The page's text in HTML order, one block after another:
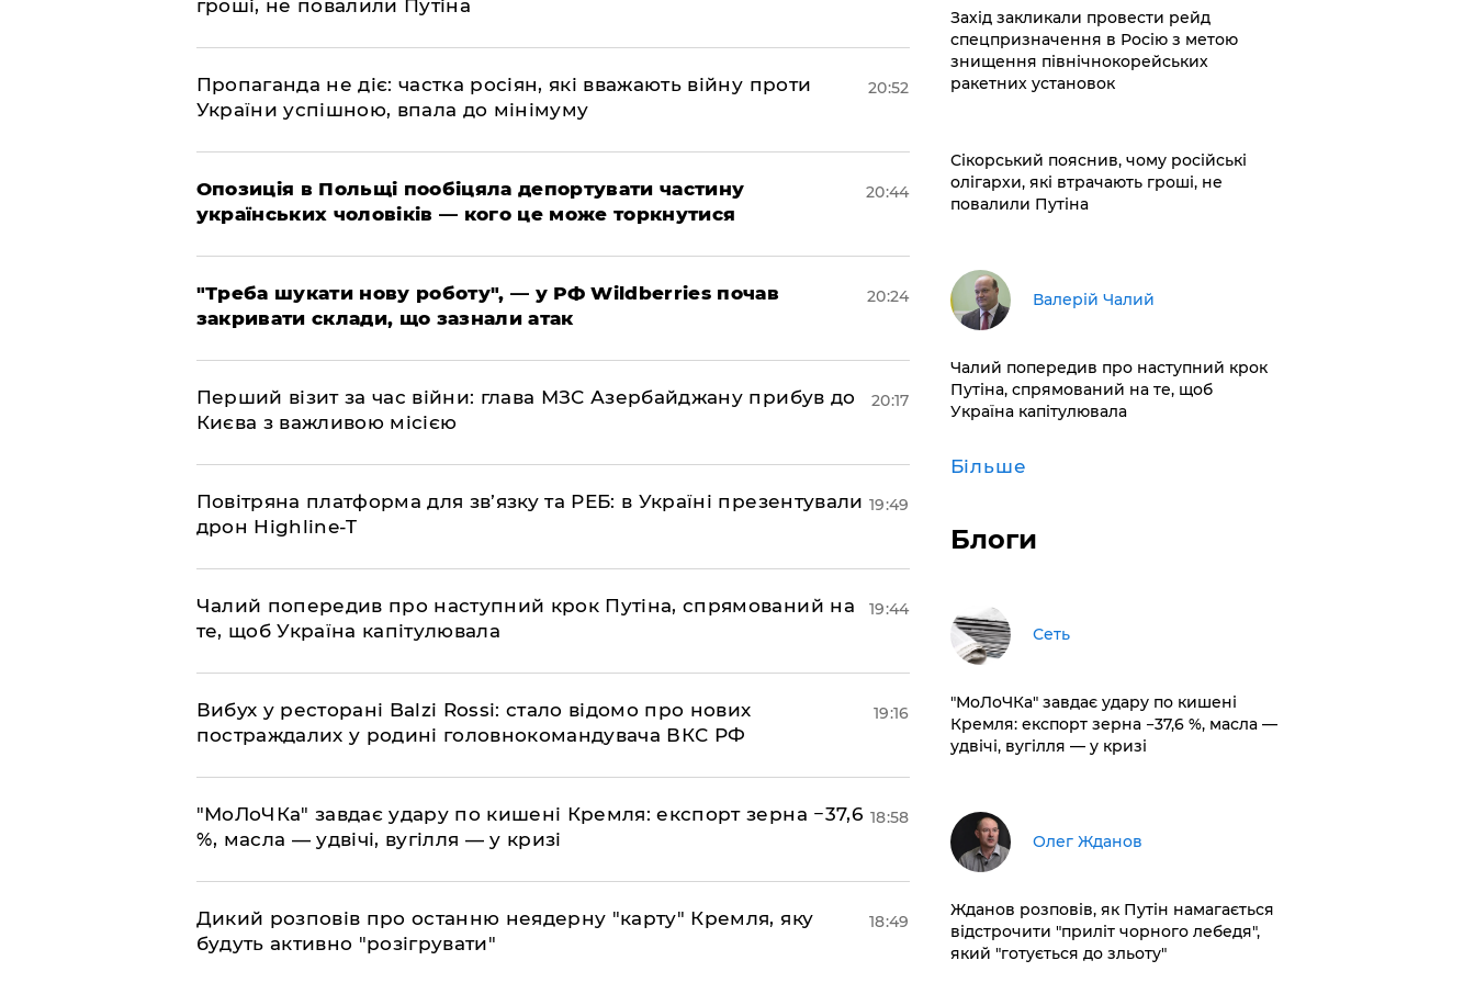
гроші, не повалили Путіна
​Пропаганда не діє: частка росіян, які вважають війну проти
України успішною, впала до мінімуму
20:52
​Опозиція в Польщі пообіцяла депортувати частину
українських чоловіків — кого це може торкнутися
20:44
​"Треба шукати нову роботу", — у РФ Wildberries почав
закривати склади, що зазнали атак
20:24
​Перший візит за час війни: глава МЗС Азербайджану прибув до
Києва з важливою місією
20:17
​Повітряна платформа для зв’язку та РЕБ: в Україні презентували
дрон Highline-T
19:49
​Чалий попередив про наступний крок Путіна, спрямований на
те, щоб Україна капітулювала
19:44
​Вибух у ресторані Balzi Rossi: стало відомо про нових
постраждалих у родині головнокомандувача ВКС РФ
19:16
​"МоЛоЧКа" завдає удару по кишені Кремля: експорт зерна −37,6
%, масла — удвічі, вугілля — у кризі
18:58
​Дикий розповів про останню неядерну "карту" Кремля, яку
будуть активно "розігрувати"
18:49
​Захід закликали провести рейд
спецпризначення в Росію з метою
знищення північнокорейських
ракетних установок
​Сікорський пояснив, чому російські
олігархи, які втрачають гроші, не
повалили Путіна
Валерій Чалий
​Чалий попередив про наступний крок
Путіна, спрямований на те, щоб
Україна капітулювала
Більше
Блоги
Сеть
​"МоЛоЧКа" завдає удару по кишені
Кремля: експорт зерна −37,6 %, масла —
удвічі, вугілля — у кризі
Олег Жданов
Жданов розповів, як Путін намагається
відстрочити "приліт чорного лебедя",
який "готується до зльоту"